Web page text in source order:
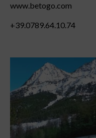
www.betogo.com
+39.0789.64.10.74